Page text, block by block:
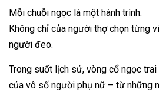
Mỗi chuỗi ngọc là một hành trình.
Không chỉ của người thợ chọn từng
người đeo.
Trong suốt lịch sử, vòng cổ ngọc
của vô số người phụ nữ – từ những